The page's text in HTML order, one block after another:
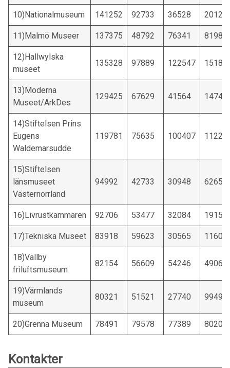
10)Nationalmuseum 141252 92733 36528
11)Malmö Museer 137375 48792 76341 81985
12)Hallwylska
museet
135328 97889 122547
13)Moderna
Museet/ArkDes
129425 67629 41564
14)Stiftelsen Prins
Eugens
Waldemarsudde
119781 75635 100407
15)Stiftelsen
länsmuseet
Västernorrland
94992 42733 30948 62654
16)Livrustkammaren 92706 53477 32084
17)Tekniska Museet 83918 59623 30565
18)Vallby
friluftsmuseum
82154 56609 54246 49066
19)Värmlands
museum
80321 51521 27740 99496
20)Grenna Museum 78491 79578 77389 80200
Kontakter